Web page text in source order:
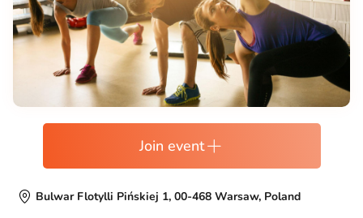
Join event
Bulwar Flotylli Pińskiej 1, 00-468 Warsaw, Poland